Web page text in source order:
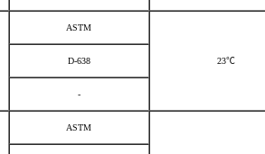
ASTM
23℃
D-638
-
ASTM